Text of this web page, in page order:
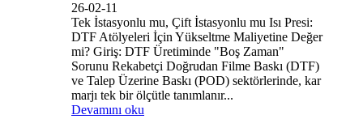
26-02-11
Tek İstasyonlu mu, Çift İstasyonlu mu Isı Presi:
DTF Atölyeleri İçin Yükseltme Maliyetine Değer
mi? Giriş: DTF Üretiminde "Boş Zaman"
Sorunu Rekabetçi Doğrudan Filme Baskı (DTF)
ve Talep Üzerine Baskı (POD) sektörlerinde, kar
marjı tek bir ölçütle tanımlanır...
Devamını oku